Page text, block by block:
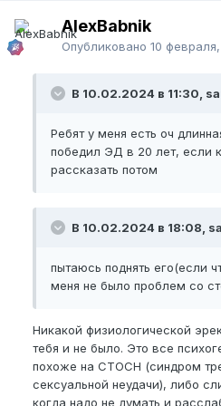
комнату, начали
думаю о наконец-то начну
вообще поебать на все
Ну я что-то в спешке
в мастурбации у меня не
стояком) Поняв что поднять
гандон))) в туалете я
кортизол до небес, в такие
невозможно) ну у меня
я, и не встает у меня
отреагировала нормально,
сразу (помогло достичь
недостаточно )
AlexBabnik
Опубликовано 10
В 10.02.2024 в 11:30,
Ребят у меня есть оч
победил ЭД в 20 лет, если
рассказать потом
В 10.02.2024 в 18:08,
пытаюсь поднять его(если
меня не было проблем со
Никакой физиологической
тебя и не было. Это все
похоже на СТОСН (синдром
сексуальной неудачи), либо
когда надо не думать и